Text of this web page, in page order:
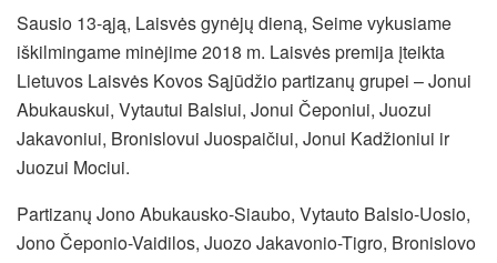
Sausio 13-ąją, Laisvės gynėjų dieną, Seime vykusiame
iškilmingame minėjime 2018 m. Laisvės premija įteikta
Lietuvos Laisvės Kovos Sąjūdžio partizanų grupei – Jonui
Abukauskui, Vytautui Balsiui, Jonui Čeponiui, Juozui
Jakavoniui, Bronislovui Juospaičiui, Jonui Kadžioniui ir
Juozui Mociui.
Partizanų Jono Abukausko-Siaubo, Vytauto Balsio-Uosio,
Jono Čeponio-Vaidilos, Juozo Jakavonio-Tigro, Bronislovo